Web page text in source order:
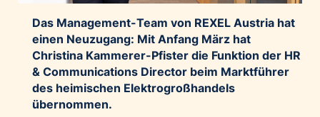
Das Management-Team von REXEL Austria hat
einen Neuzugang: Mit Anfang März hat
Christina Kammerer-Pfister die Funktion der HR
& Communications Director beim Marktführer
des heimischen Elektrogroßhandels
übernommen.